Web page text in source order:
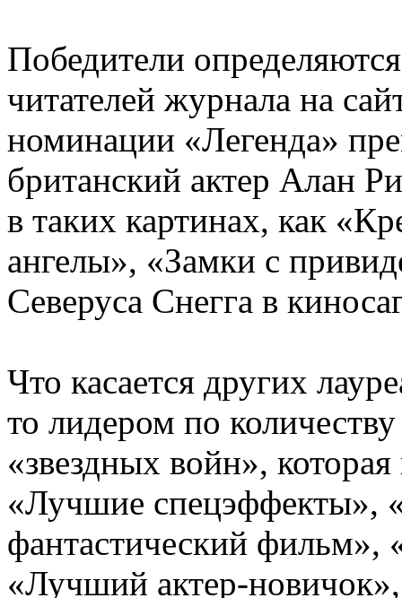
Победители
читателей журнала на
номинации «Легенда»
британский актер Алан
в таких картинах, как
ангелы», «Замки с
Северуса Снегга в
Что касается других
то лидером по количеству
«звездных войн»,
«Лучшие спецэффекты»,
фантастический
«Лучший актер-